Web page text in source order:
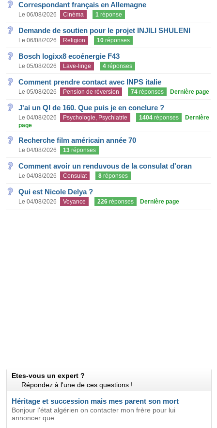
Correspondant français en Allemagne
Le 06/08/2026 Cinéma 1 réponse
Demande de soutien pour le projet INJILI SHULENI
Le 06/08/2026 Religion 10 réponses
Bosch logixx8 ecoénergie F43
Le 05/08/2026 Lave-linge 4 réponses
Comment prendre contact avec INPS italie
Le 05/08/2026 Pension de réversion 74 réponses Dernière page
J'ai un QI de 160. Que puis je en conclure ?
Le 04/08/2026 Psychologie, Psychiatrie 1404 réponses
Dernière
page
Recherche film américain année 70
Le 04/08/2026 13 réponses
Comment avoir un renduvous de la consulat d'oran
Le 04/08/2026 Consulat 8 réponses
Qui est Nicole Delya ?
Le 04/08/2026 Voyance 226 réponses Dernière page
Etes-vous un expert ?
Répondez à l'une de ces questions !
Héritage et succession mais mes parent son mort
Bonjour l'état algérien on contacter mon frère pour lui
annoncer que...